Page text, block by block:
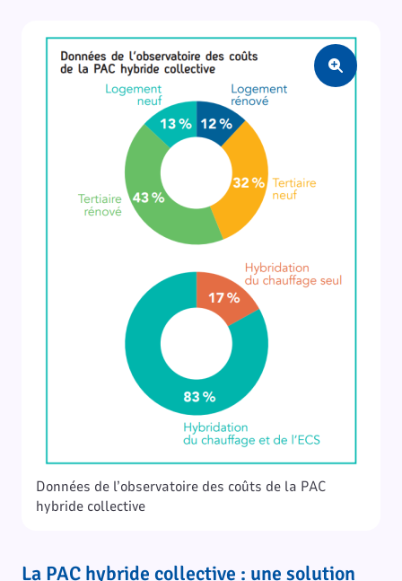
Zoom
Données de l’observatoire des coûts de la PAC
hybride collective
La PAC hybride collective : une solution